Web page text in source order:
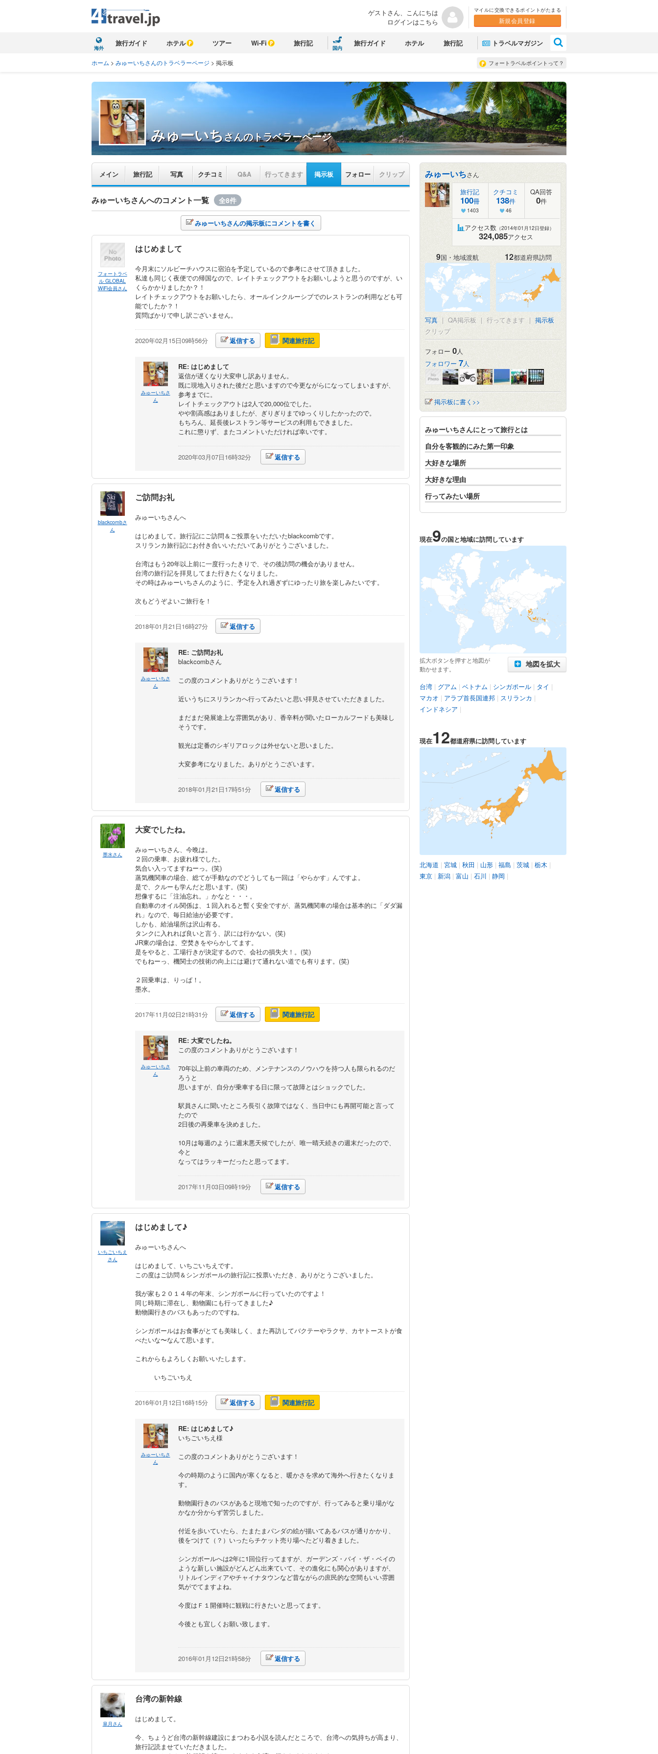
ゲストさん、こんにちは
ログインはこちら
マイルに交換できるポイントがたまる
新規会員登録
海外
旅行ガイド ホテル ツアー Wi-Fi 旅行記
国内
旅行ガイド ホテル 旅行記 トラベルマガジン
フォートラベルポイントって？
ホーム > みゅーいちさんのトラベラーページ > 掲示板
みゅーいちさんのトラベラーページ
メイン 旅行記 写真 クチコミ Q&A 行ってきます 掲示板 フォロー クリップ
みゅーいちさんへのコメント一覧 全8件
みゅーいちさんの掲示板にコメントを書く
フォートラベ
ル GLOBAL
WiFi会員さん
はじめまして
今月末にソルビーチハウスに宿泊を予定しているので参考にさせて頂きました。
私達も同じく夜便での帰国なので、レイトチェックアウトをお願いしようと思うのですが、い
くらかかりましたか？！
レイトチェックアウトをお願いしたら、オールインクルーシブでのレストランの利用なども可
能でしたか？！
質問ばかりで申し訳ございません。
2020年02月15日09時56分 返信する 関連旅行記
みゅーいちさ
ん
RE: はじめまして
返信が遅くなり大変申し訳ありません。
既に現地入りされた後だと思いますので今更ながらになってしまいますが、
参考までに。
レイトチェックアウトは2人で20,000位でした。
やや割高感はありましたが、ぎりぎりまでゆっくりしたかったので。
もちろん、延長後レストラン等サービスの利用もできました。
これに懲りず、またコメントいただければ幸いです。
2020年03月07日16時32分 返信する
blackcombさ
ん
ご訪問お礼
みゅーいちさんへ
はじめまして。旅行記にご訪問＆ご投票をいただいたblackcombです。
スリランカ旅行記にお付き合いいただいてありがとうございました。
台湾はもう20年以上前に一度行ったきりで、その後訪問の機会がありません。
台湾の旅行記を拝見してまた行きたくなりました。
その時はみゅーいちさんのように、予定を入れ過ぎずにゆったり旅を楽しみたいです。
次もどうぞよいご旅行を！
2018年01月21日16時27分 返信する
みゅーいちさ
ん
RE: ご訪問お礼
blackcombさん
この度のコメントありがとうございます！
近いうちにスリランカへ行ってみたいと思い拝見させていただきました。
まだまだ発展途上な雰囲気があり、香辛料が聞いたローカルフードも美味し
そうです。
観光は定番のシギリアロックは外せないと思いました。
大変参考になりました。ありがとうございます。
2018年01月21日17時51分 返信する
墨水さん
大変でしたね。
みゅーいちさん、今晩は。
２回の乗車、お疲れ様でした。
気合い入ってますねーっ。(笑)
蒸気機関車の場合、総てが手動なのでどうしても一回は「やらかす」んですよ。
是で、クルーも学んだと思います。(笑)
想像するに「注油忘れ。」かなと・・・。
自動車のオイル関係は、１回入れると暫く安全ですが、蒸気機関車の場合は基本的に「ダダ漏
れ」なので、毎日給油が必要です。
しかも、給油場所は沢山有る。
タンクに入れれば良いと言う、訳には行かない。(笑)
JR東の場合は、空焚きをやらかしてます。
是をやると、工場行きが決定するので、会社の損失大！。(笑)
でもねーっ、機関士の技術の向上には避けて通れない道でも有ります。(笑)
２回乗車は、りっぱ！。
墨水。
2017年11月02日21時31分 返信する 関連旅行記
みゅーいちさ
ん
RE: 大変でしたね。
この度のコメントありがとうございます！
70年以上前の車両のため、メンテナンスのノウハウを持つ人も限られるのだ
ろうと
思いますが、自分が乗車する日に限って故障とはショックでした。
駅員さんに聞いたところ長引く故障ではなく、当日中にも再開可能と言って
たので
2日後の再乗車を決めました。
10月は毎週のように週末悪天候でしたが、唯一晴天続きの週末だったので、
今と
なってはラッキーだったと思ってます。
2017年11月03日09時19分 返信する
いちごいちえ
さん
はじめまして♪
みゅーいちさんへ
はじめまして、いちごいちえです。
この度はご訪問＆シンガポールの旅行記に投票いただき、ありがとうございました。
我が家も２０１４年の年末、シンガポールに行っていたのですよ！
同じ時期に滞在し、動物園にも行ってきました♪
動物園行きのバスもあったのですね。
シンガポールはお食事がとても美味しく、また再訪してバクテーやラクサ、カヤトーストが食
べたいな〜なんて思います。
これからもよろしくお願いいたします。
いちごいちえ
2016年01月12日16時15分 返信する 関連旅行記
みゅーいちさ
ん
RE: はじめまして♪
いちごいちえ様
この度のコメントありがとうございます！
今の時期のように国内が寒くなると、暖かさを求めて海外へ行きたくなりま
す。
動物園行きのバスがあると現地で知ったのですが、行ってみると乗り場がな
かなか分からず苦労しました。
付近を歩いていたら、たまたまパンダの絵が描いてあるバスが通りかかり、
後をつけて（？）いったらチケット売り場へたどり着きました。
シンガポールへは2年に1回位行ってますが、ガーデンズ・バイ・ザ・ベイの
ような新しい施設がどんどん出来ていて、その進化にも関心がありますが、
リトルインディアやチャイナタウンなど昔ながらの庶民的な空間もいい雰囲
気がでてますよね。
今度はＦ１開催時に観戦に行きたいと思ってます。
今後とも宜しくお願い致します。
2016年01月12日21時58分 返信する
皐月さん
台湾の新幹線
はじめまして。
今、ちょうど台湾の新幹線建設にまつわる小説を読んだところで、台湾への気持ちが高まり、
旅行記読ませていただきました。
みゅーいちさん
旅行記
100冊
1403
クチコミ
138件
46
QA回答
0件
アクセス数 （2014年01月12日登録）
324,085アクセス
9国・地域渡航 12都道府県訪問
写真 | QA掲示板 | 行ってきます | 掲示板
クリップ
フォロー 0人
フォロワー 7人
掲示板に書く>>
みゅーいちさんにとって旅行とは
自分を客観的にみた第一印象
大好きな場所
大好きな理由
行ってみたい場所
現在9の国と地域に訪問しています
拡大ボタンを押すと地図が
動かせます。
地図を拡大
台湾 | グアム | ベトナム | シンガポール | タイ |
マカオ | アラブ首長国連邦 | スリランカ |
インドネシア |
現在12都道府県に訪問しています
北海道 | 宮城 | 秋田 | 山形 | 福島 | 茨城 | 栃木 |
東京 | 新潟 | 富山 | 石川 | 静岡 |